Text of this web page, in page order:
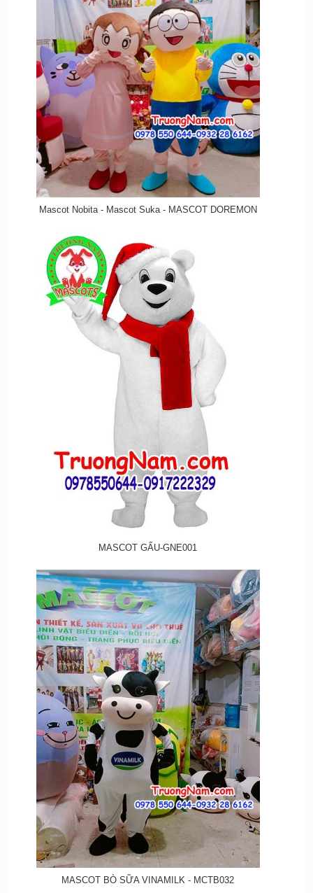
Mascot Nobita - Mascot Suka - MASCOT DOREMON
MASCOT GẤU-GNE001
MASCOT BÒ SỮA VINAMILK - MCTB032